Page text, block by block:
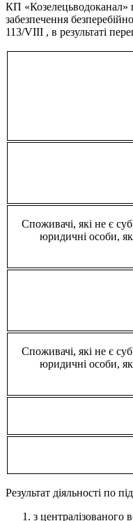
КП «Козелецьводоканал»
забезпечення
113/VIII , в результаті
Споживачі, які не є
юридичні особи,
Споживачі, які не є
юридичні особи,
Результат діяльності по
з централізованого